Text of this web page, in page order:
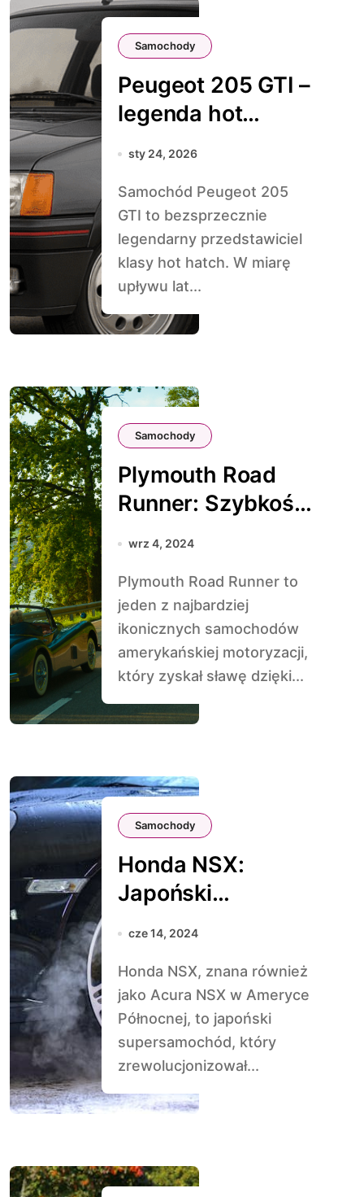
Samochody
Peugeot 205 GTI –
legenda hot
hatchy
sty 24, 2026
Samochód Peugeot 205
GTI to bezsprzecznie
legendarny przedstawiciel
klasy hot hatch. W miarę
upływu lat...
Samochody
Plymouth Road
Runner: Szybkość
i Moc
wrz 4, 2024
Plymouth Road Runner to
jeden z najbardziej
ikonicznych samochodów
amerykańskiej motoryzacji,
który zyskał sławę dzięki...
Samochody
Honda NSX:
Japoński
Supersamochód
cze 14, 2024
Honda NSX, znana również
jako Acura NSX w Ameryce
Północnej, to japoński
supersamochód, który
zrewolucjonizował...